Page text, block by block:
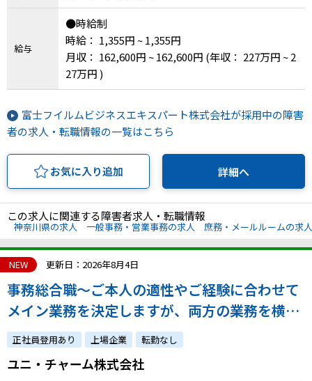
給与
●時給制
時給： 1,355円 ~ 1,355円
月収： 162,600円 ~ 162,600円 (年収： 227万円 ~ 2
27万円 )
富士フイルムビジネスエキスパート株式会社が採用中の障害
者の求人・転職情報の一覧はこちら
お気に入り追加 詳細へ
この求人に関連する障害者求人・転職情報
神奈川県の求人 一般事務・営業事務の求人 庶務・メールルームの求人
NEW 更新日：2026年8月4日
事務総合職～ご本人の適性やご経験に合わせて
メイン業務を決定しますが、両方の業務を横断
してご活躍いただける方も大歓迎です！～
正社員登用あり 上場企業 転勤なし
ユニ・チャーム株式会社